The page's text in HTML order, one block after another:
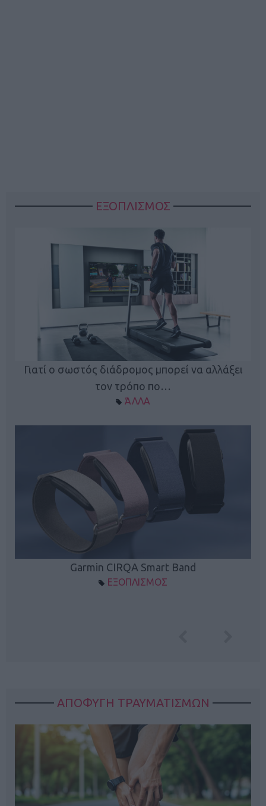
ΕΞΟΠΛΙΣΜΟΣ
Γιατί ο σωστός διάδρομος μπορεί να αλλάξει
τον τρόπο πο…
ΆΛΛΑ
Garmin CIRQA Smart Band
ΕΞΟΠΛΙΣΜΟΣ
ΑΠΟΦΥΓΗ ΤΡΑΥΜΑΤΙΣΜΩΝ